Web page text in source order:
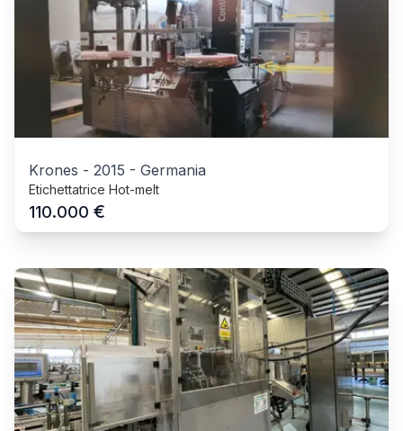
Krones - 2015 - Germania
Etichettatrice Hot-melt
110.000 €